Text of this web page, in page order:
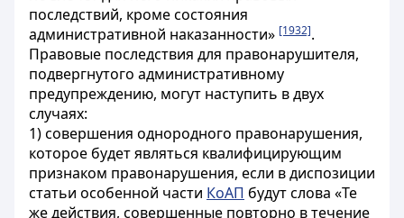
последствий, кроме состояния
административной наказанности» [1932].
Правовые последствия для правонарушителя,
подвергнутого административному
предупреждению, могут наступить в двух
случаях:
1) совершения однородного правонарушения,
которое будет являться квалифицирующим
признаком правонарушения, если в диспозиции
статьи особенной части КоАП будут слова «Те
же действия, совершенные повторно в течение